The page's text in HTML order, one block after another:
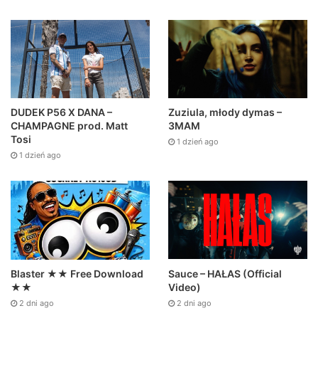
DUDEK P56 X DANA –
CHAMPAGNE prod. Matt
Tosi
1 dzień ago
Zuziula, młody dymas –
3MAM
1 dzień ago
Blaster ★★ Free Download
★★
2 dni ago
Sauce – HAŁAS (Official
Video)
2 dni ago